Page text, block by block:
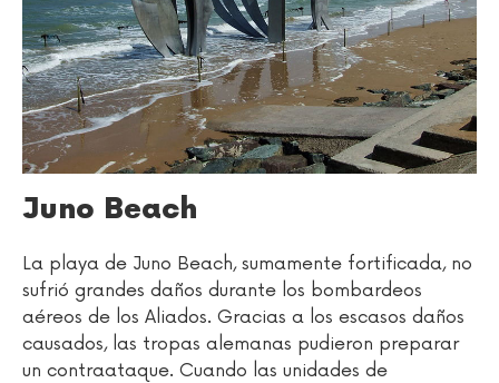
Juno Beach
La playa de Juno Beach, sumamente fortificada, no
sufrió grandes daños durante los bombardeos
aéreos de los Aliados. Gracias a los escasos daños
causados, las tropas alemanas pudieron preparar
un contraataque. Cuando las unidades de